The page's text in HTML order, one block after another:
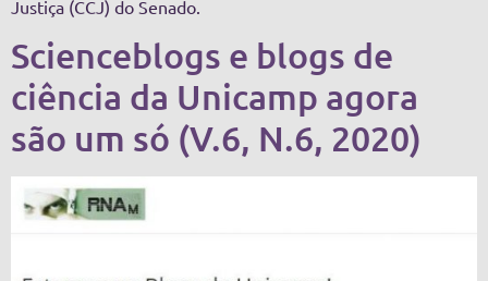
Justiça (CCJ) do Senado.
Scienceblogs e blogs de
ciência da Unicamp agora
são um só (V.6, N.6, 2020)